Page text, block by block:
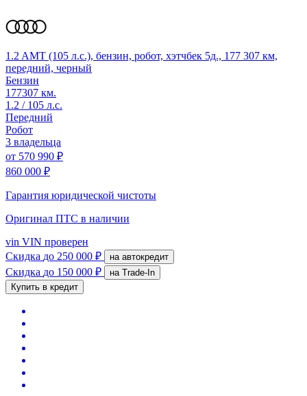
1.2 AMT (105 л.с.), бензин, робот, хэтчбек 5д., 177 307 км,
передний, черный
Бензин
177307 км.
1.2 / 105 л.с.
Передний
Робот
3 владельца
от 570 990 ₽
860 000 ₽
Гарантия юридической чистоты
Оригинал ПТС в наличии
vin VIN проверен
Скидка до 250 000 ₽ на автокредит
Скидка до 150 000 ₽
на Trade-In
Купить в кредит